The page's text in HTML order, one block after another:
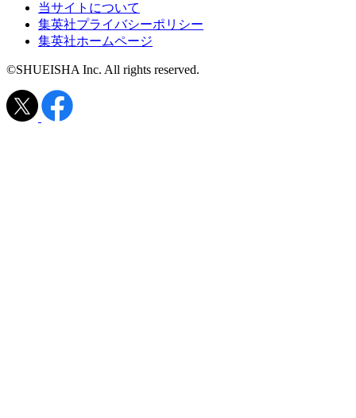
当サイトについて
集英社プライバシーポリシー
集英社ホームページ
©SHUEISHA Inc. All rights reserved.